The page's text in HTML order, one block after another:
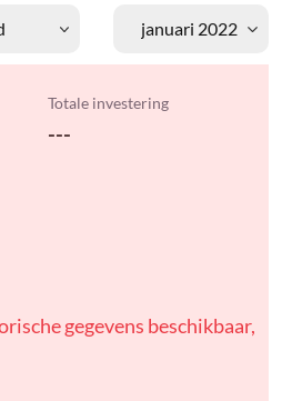
Totale investering
---
gegevens beschikbaar,